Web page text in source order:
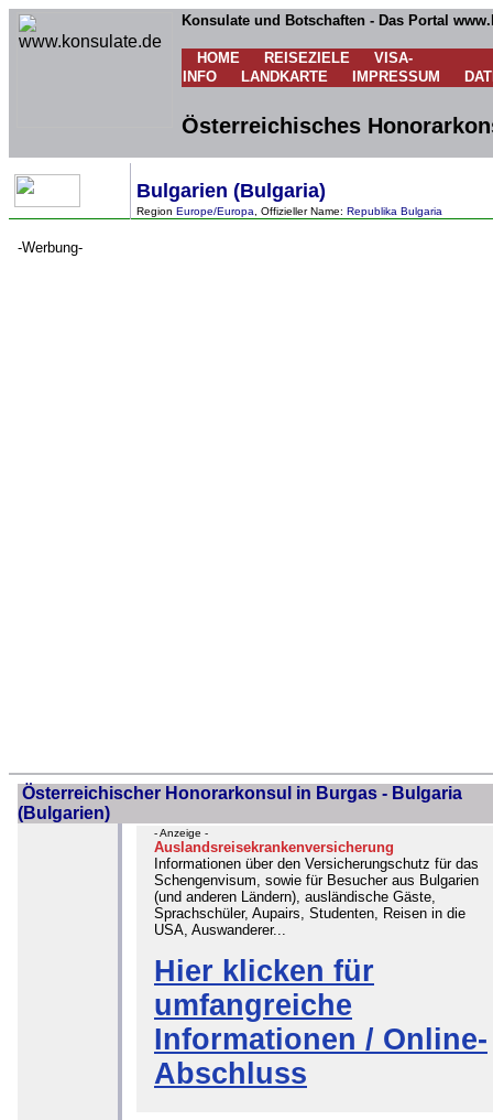
Konsulate und Botschaften - Das Portal
HOME REISEZIELE
VISA-
INFO
LANDKARTE IMPRESSUM
Österreichisches
Bulgarien (Bulgaria)
Region Europe/Europa , Offizieller Name: Republika Bulgaria
-Werbung-
Österreichischer Honorarkonsul in Burgas - Bulgaria
(Bulgarien)
- Anzeige -
Auslandsreisekrankenversicherung
Informationen über den Versicherungschutz für das
Schengenvisum, sowie für Besucher aus Bulgarien
(und anderen Ländern), ausländische Gäste,
Sprachschüler, Aupairs, Studenten, Reisen in die
USA, Auswanderer...
Hier klicken für
umfangreiche
Informationen / Online-
Abschluss